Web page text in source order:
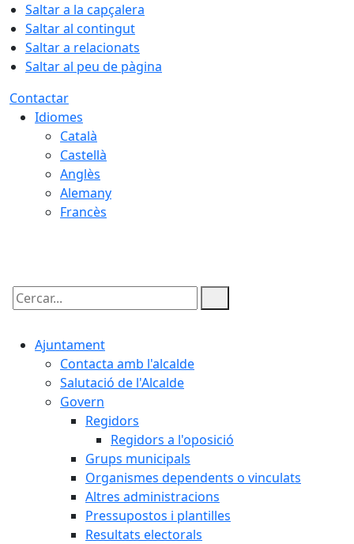
Saltar a la capçalera
Saltar al contingut
Saltar a relacionats
Saltar al peu de pàgina
Contactar
Idiomes
Català
Castellà
Anglès
Alemany
Francès
Cercar:
Ajuntament
Contacta amb l'alcalde
Salutació de l'Alcalde
Govern
Regidors
Regidors a l'oposició
Grups municipals
Organismes dependents o vinculats
Altres administracions
Pressupostos i plantilles
Resultats electorals